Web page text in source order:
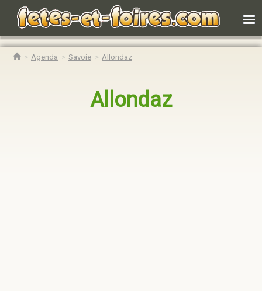
Agenda Savoie Allondaz
Allondaz